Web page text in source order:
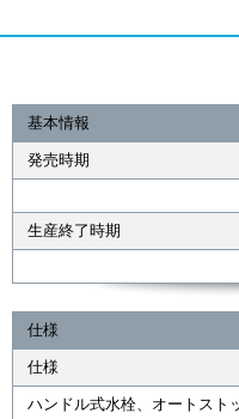
基本情報
発売時期
生産終了時期
仕様
仕様
ハンドル式水栓、オートスト